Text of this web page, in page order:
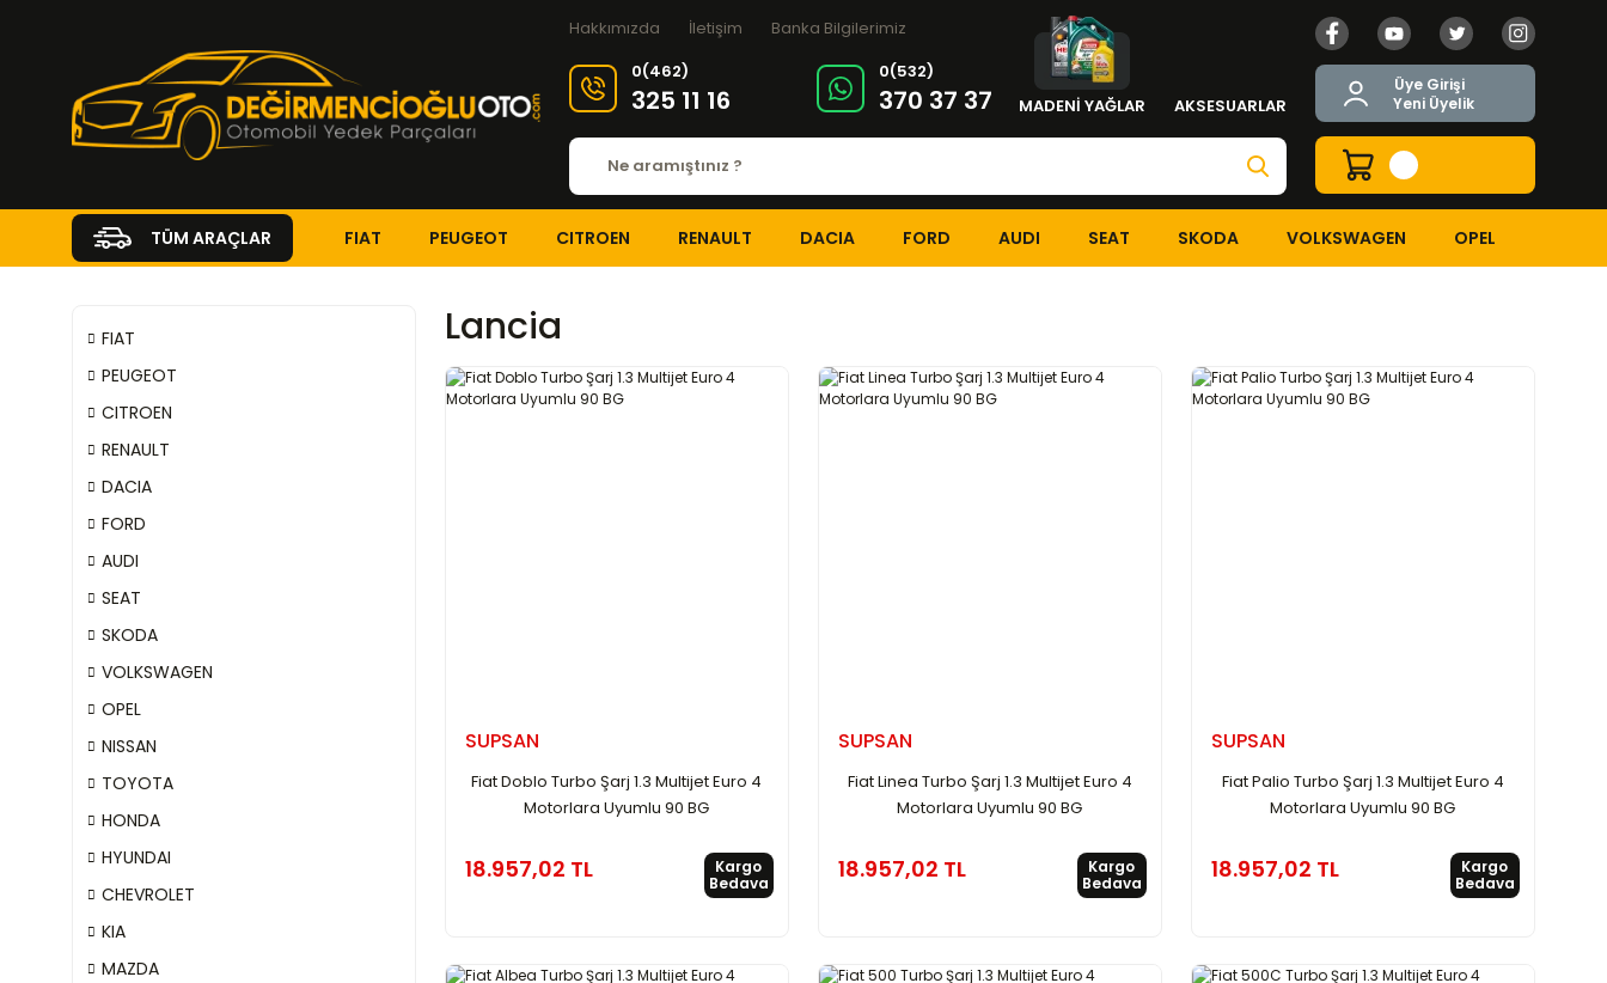
Hakkımızda İletişim
Banka Bilgilerimiz
0(462)
325 11 16
0(532)
370 37 37 MADENİ YAĞLAR AKSESUARLAR
Üye Girişi
Yeni Üyelik
TÜM ARAÇLAR FIAT PEUGEOT CITROEN RENAULT DACIA FORD AUDI SEAT SKODA VOLKSWAGEN OPEL
FIAT
PEUGEOT
CITROEN
RENAULT
DACIA
FORD
AUDI
SEAT
SKODA
VOLKSWAGEN
OPEL
NISSAN
TOYOTA
HONDA
HYUNDAI
CHEVROLET
KIA
MAZDA
Lancia
SUPSAN
Fiat Doblo Turbo Şarj 1.3 Multijet Euro 4
Motorlara Uyumlu 90 BG
18.957,02 TL
Kargo
Bedava
SUPSAN
Fiat Linea Turbo Şarj 1.3 Multijet Euro 4
Motorlara Uyumlu 90 BG
18.957,02 TL
Kargo
Bedava
SUPSAN
Fiat Palio Turbo Şarj 1.3 Multijet Euro 4
Motorlara Uyumlu 90 BG
18.957,02 TL
Kargo
Bedava